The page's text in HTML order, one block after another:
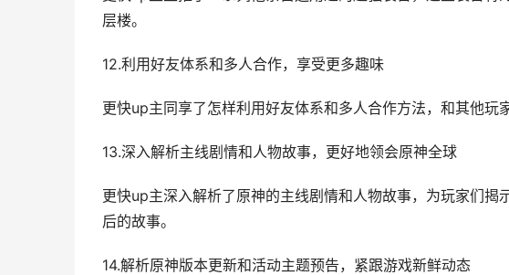
层楼。
12.利用好友体系和多人合作，享受更多趣味
更快up主同享了怎样利用好友体系和多人合作方法，和其他玩
13.深入解析主线剧情和人物故事，更好地领会原神全球
更快up主深入解析了原神的主线剧情和人物故事，为玩家们
后的故事。
14.解析原神版本更新和活动主题预告，紧跟游戏新鲜动态